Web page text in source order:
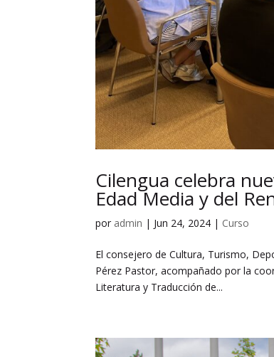
Cilengua celebra
Edad Media y del
por admin | Jun 24, 2024 | Curso
El consejero de Cultura, Turismo,
Pérez Pastor, acompañado por la
Literatura y Traducción de...